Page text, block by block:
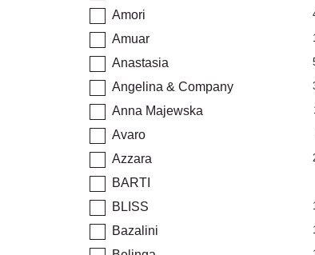
Amori
Amuar
Anastasia
Angelina & Company
Anna Majewska
Avaro
Azzara
BARTI
BLISS
Bazalini